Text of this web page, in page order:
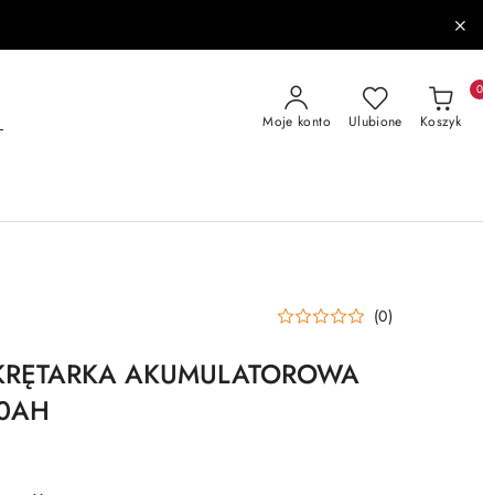
Moje konto Ulubione Koszyk
0
(0)
AKUMULATOROWA